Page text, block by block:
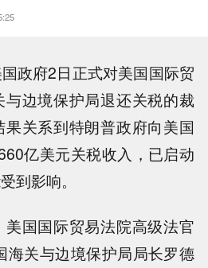
国政府2日正式对美国国际贸
边境保护局退还关税的裁
关系到特朗普政府向美国
亿美元关税收入，已启动
到影响。
国国际贸易法院高级法官
海关与边境保护局局长罗德